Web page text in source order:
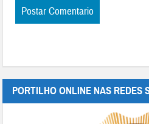
PORTILHO ONLINE NAS REDES